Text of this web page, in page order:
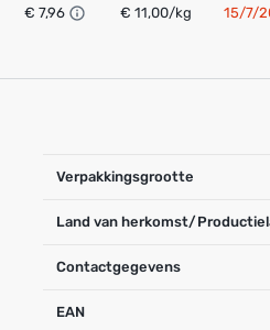
€ 7,96
€ 11,00/kg
15/7/
Verpakkingsgrootte
Land van herkomst/
Contactgegevens
EAN